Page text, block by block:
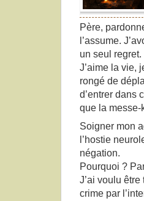
Père,
l’assume.
un seul regret.
J’aime la vie,
rongé de
d’entrer dans
que la messe-
Soigner mon
l’hostie
négation.
Pourquoi ?
J’ai voulu
crime par